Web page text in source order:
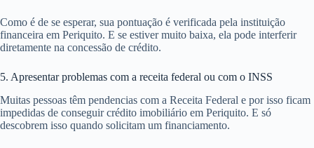
Como é de se esperar, sua pontuação é verificada pela instituição
financeira em Periquito. E se estiver muito baixa, ela pode interferir
diretamente na concessão de crédito.
5. Apresentar problemas com a receita federal ou com o INSS
Muitas pessoas têm pendencias com a Receita Federal e por isso ficam
impedidas de conseguir crédito imobiliário em Periquito. E só
descobrem isso quando solicitam um financiamento.